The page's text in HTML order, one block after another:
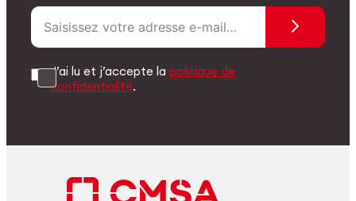
J’ai lu et j’accepte lapolitique de
confidentialité.